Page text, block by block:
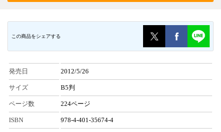
この商品をシェアする
発売日 2012/5/26
サイズ B5判
ページ数 224ページ
ISBN 978-4-401-35674-4